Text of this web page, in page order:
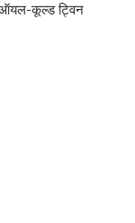
कूल्ड ट्विन